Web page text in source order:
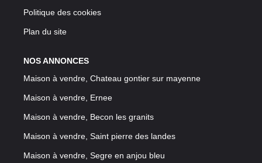
Politique des cookies
Plan du site
NOS ANNONCES
Maison à vendre, Chateau gontier sur mayenne
Maison à vendre, Ernee
Maison à vendre, Becon les granits
Maison à vendre, Saint pierre des landes
Maison à vendre, Segre en anjou bleu